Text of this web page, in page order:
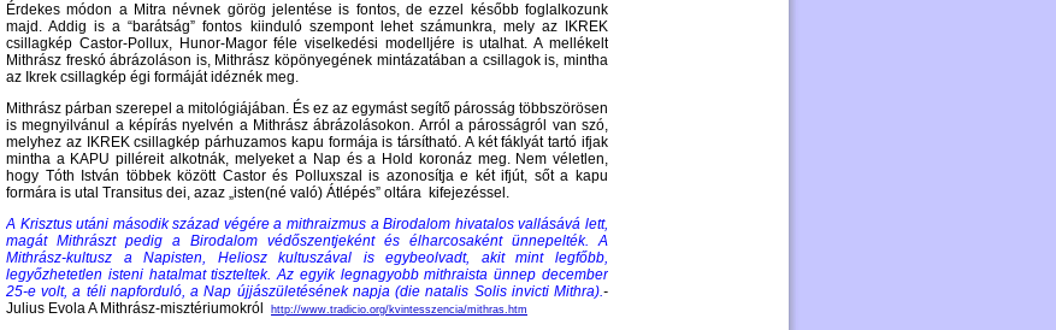
Érdekes módon a Mitra névnek görög jelentése is fontos, de ezzel később foglalkozunk
majd. Addig is a “barátság” fontos kiinduló szempont lehet számunkra, mely az IKREK
csillagkép Castor-Pollux, Hunor-Magor féle viselkedési modelljére is utalhat. A mellékelt
Mithrász freskó ábrázoláson is, Mithrász köpönyegének mintázatában a csillagok is, mintha
az Ikrek csillagkép égi formáját idéznék meg.
Mithrász párban szerepel a mitológiájában. És ez az egymást segítő párosság többszörösen
is megnyilvánul a képírás nyelvén a Mithrász ábrázolásokon. Arról a párosságról van szó,
melyhez az IKREK csillagkép párhuzamos kapu formája is társítható. A két fáklyát tartó ifjak
mintha a KAPU pilléreit alkotnák, melyeket a Nap és a Hold koronáz meg. Nem véletlen,
hogy Tóth István többek között Castor és Polluxszal is azonosítja e két ifjút, sőt a kapu
formára is utal Transitus dei, azaz „isten(né való) Átlépés” oltára kifejezéssel.
A Krisztus utáni második század végére a mithraizmus a Birodalom hivatalos vallásává lett,
magát Mithrászt pedig a Birodalom védőszentjeként és élharcosaként ünnepelték.A
Mithrász-kultusz a Napisten, Heliosz kultuszával is egybeolvadt, akit mint legfőbb,
legyőzhetetlen isteni hatalmat tiszteltek. Az egyik legnagyobb mithraista ünnep december
25-e volt, a téli napforduló, a Nap újjászületésének napja (die natalis Solis invicti Mithra).-
Julius Evola A Mithrász-misztériumokról
http://www.tradicio.org/kvintesszencia/mithras.htm